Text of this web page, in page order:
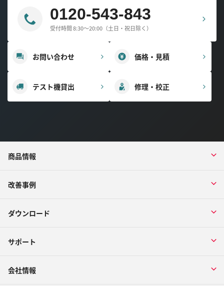
0120-543-843
受付時間 8:30～20:00（土日・祝日除く）
お問い合わせ 価格・見積
テスト機貸出 修理・校正
商品情報
改善事例
ダウンロード
サポート
会社情報